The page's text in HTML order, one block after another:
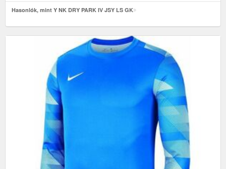
Hasonlók, mint Y NK DRY PARK IV JSY LS GK